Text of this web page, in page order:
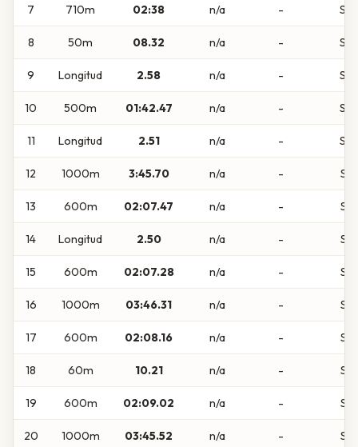
7 710m 02:38 n/a -
8 50m 08.32 n/a -
9 Longitud 2.58 n/a -
10 500m 01:42.47 n/a -
11 Longitud 2.51 n/a -
12 1000m 3:45.70 n/a -
13 600m 02:07.47 n/a -
14 Longitud 2.50 n/a -
15 600m 02:07.28 n/a -
16 1000m 03:46.31 n/a -
17 600m 02:08.16 n/a -
18 60m 10.21 n/a -
19 600m 02:09.02 n/a -
20 1000m 03:45.52 n/a -